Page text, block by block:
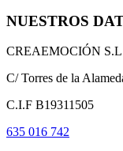
NUESTROS
CREAEMOCIÓN
C/ Torres de la
C.I.F B19311505
635 016 742